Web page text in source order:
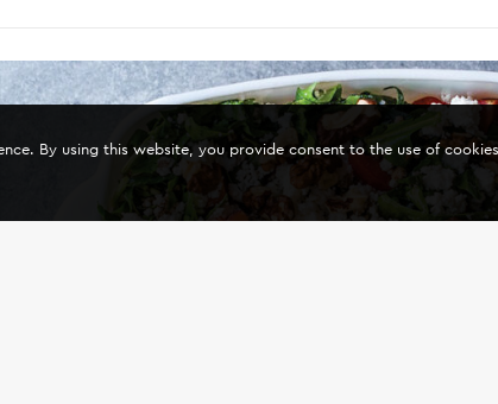
By using this website, you provide consent to the use of